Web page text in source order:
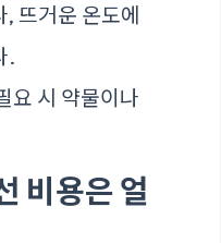
뜨거운 온도에
.
요 시 약물이나
비용은 얼